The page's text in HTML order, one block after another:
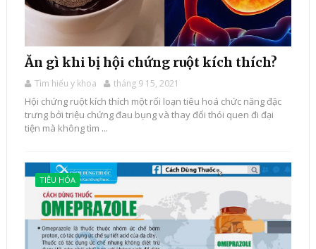
Ăn gì khi bị hội chứng ruột kích thích?
Tìm hiểu y khoa tháng 9 15, 2021
Hội chứng ruột kích thích một rối loạn tiêu hoá chức năng đặc
trưng bởi triệu chứng đau bụng và thay đổi thói quen đi đại
tiện mà không tìm ...
TIÊU HÓA